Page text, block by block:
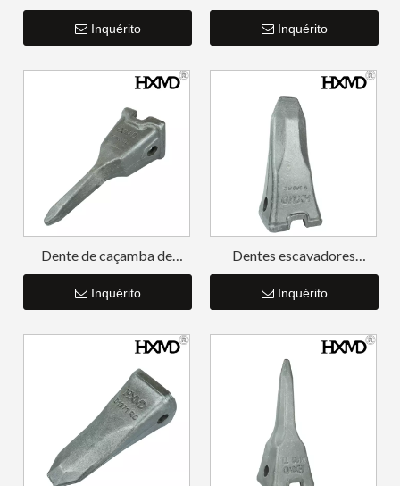
substituição do forjamento
V210 do ouro para a
cubeta da
retroescavadeira
Inquérito
em rocha de aço de liga
média V360RC
Inquérito
Dente de caçamba de
escavadeira Volvo V360TL
Inquérito
Dentes escavadores
padrão da fábrica da Volvo
Inquérito